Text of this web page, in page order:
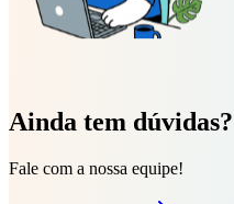
Ainda tem dúvidas?
Fale com a nossa equipe!